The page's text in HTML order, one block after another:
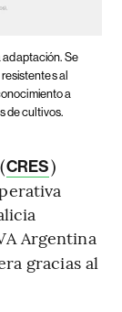
adaptación. Se
al
a
de cultivos.
CRES)
Argentina
gracias al